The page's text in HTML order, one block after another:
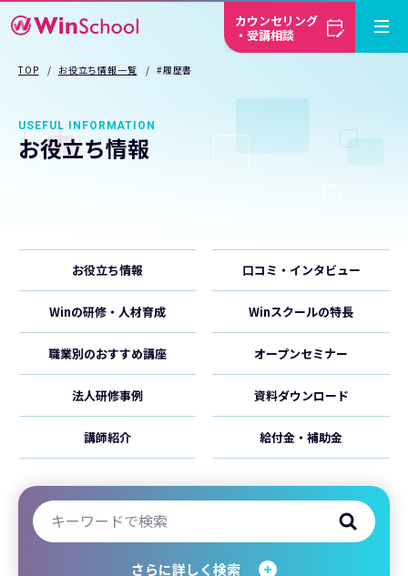
カウンセリング
・受講相談
TOP お役立ち情報一覧 #履歴書
USEFUL INFORMATION
お役立ち情報
お役立ち情報 口コミ・インタビュー
Winの研修・人材育成 Winスクールの特長
職業別のおすすめ講座 オープンセミナー
法人研修事例 資料ダウンロード
講師紹介 給付金・補助金
さらに詳しく検索